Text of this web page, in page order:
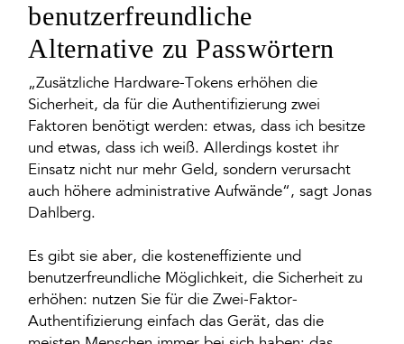
benutzerfreundliche
Alternative zu Passwörtern
„Zusätzliche Hardware-Tokens erhöhen die
Sicherheit, da für die Authentifizierung zwei
Faktoren benötigt werden: etwas, dass ich besitze
und etwas, dass ich weiß. Allerdings kostet ihr
Einsatz nicht nur mehr Geld, sondern verursacht
auch höhere administrative Aufwände“, sagt Jonas
Dahlberg.
Es gibt sie aber, die kosteneffiziente und
benutzerfreundliche Möglichkeit, die Sicherheit zu
erhöhen: nutzen Sie für die Zwei-Faktor-
Authentifizierung einfach das Gerät, das die